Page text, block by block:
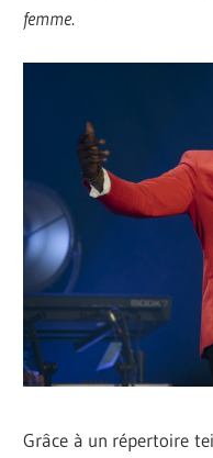
femme.
Grâce à un répertoire